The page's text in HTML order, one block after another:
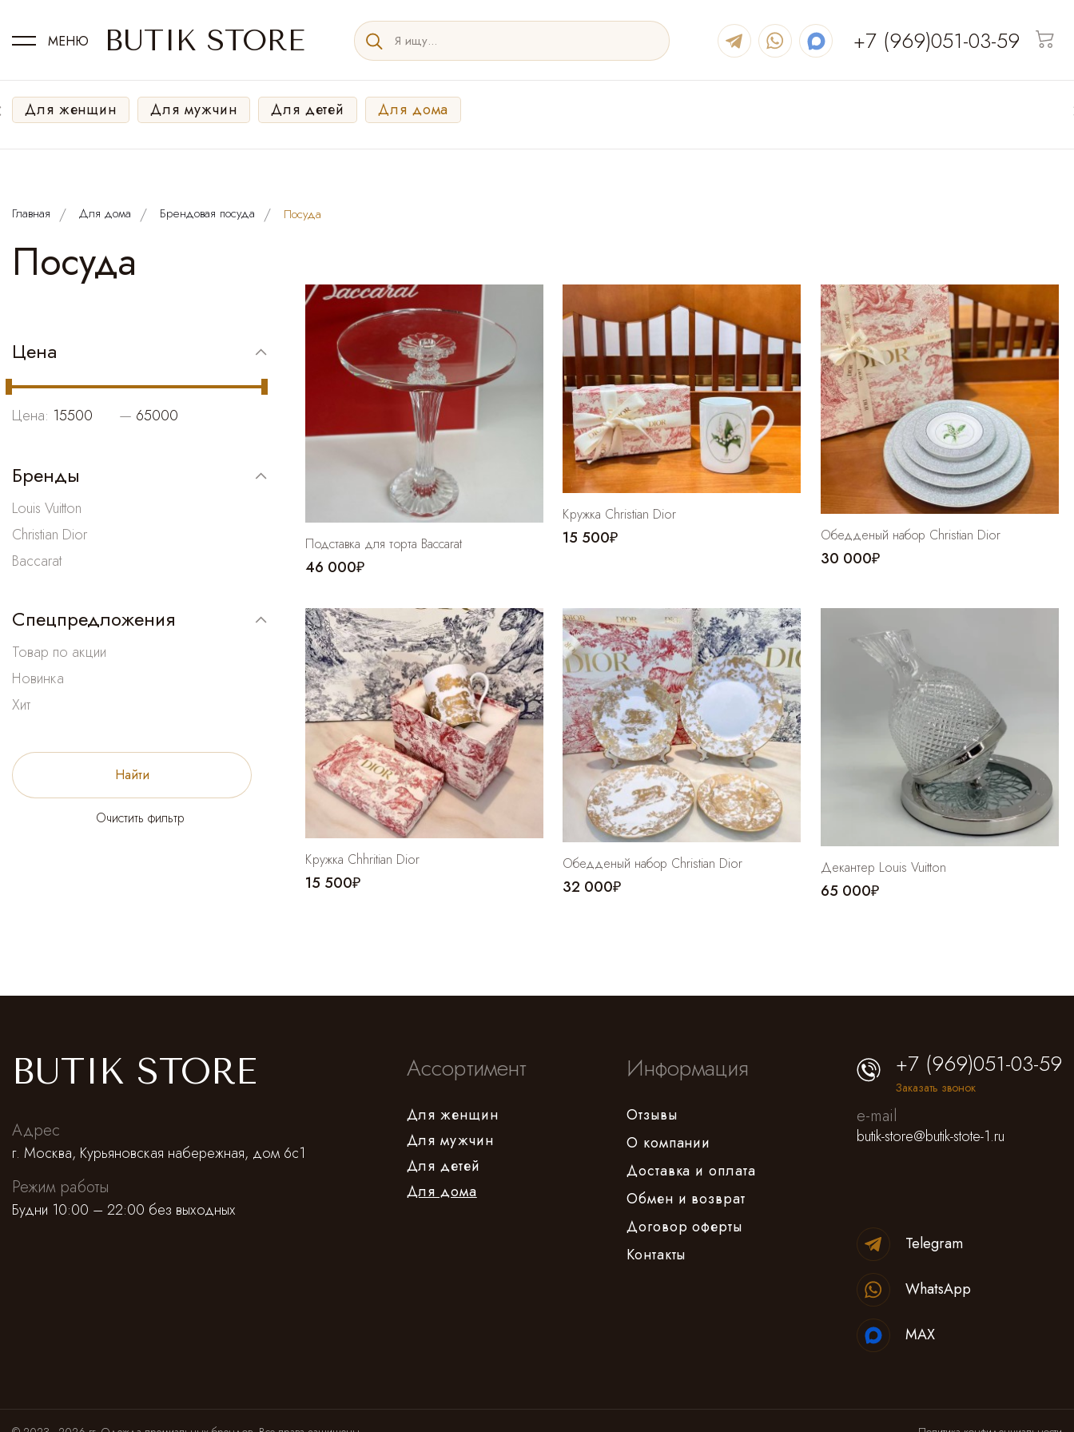
МЕНЮ BUTIK STORE +7 (969)051-03-59
Для женщин Для мужчин Для детей Для дома
Главная Для дома Брендовая посуда Посуда
Посуда
Цена
Цена: —
Бренды
Louis Vuitton
Christian Dior
Baccarat
Спецпредложения
Товар по акции
Новинка
Хит
Найти
Очистить фильтр
Подставка для торта Baccarat
46 000₽
Кружка Christian Dior
15 500₽ Обедденый набор Christian Dior
30 000₽
Кружка Chhritian Dior
15 500₽
Обедденый набор Christian Dior
32 000₽
Декантер Louis Vuitton
65 000₽
BUTIK STORE
Адрес
г. Москва, Курьяновская набережная, дом 6с1
Режим работы
Будни 10:00 – 22:00 без выходных
Ассортимент
Для женщин
Для мужчин
Для детей
Для дома
Информация
Отзывы
О компании
Доставка и оплата
Обмен и возврат
Договор оферты
Контакты
+7 (969)051-03-59
Заказать звонок
e-mail
butik-store@butik-stote-1.ru
Telegram
WhatsApp
MAX